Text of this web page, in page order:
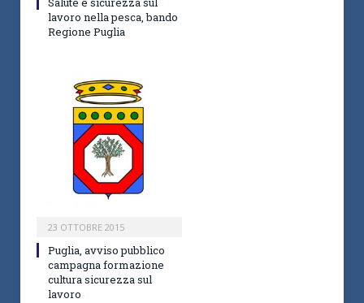
lavoro nella pesca, bando
Regione Puglia
23 OTTOBRE 2015
Puglia, avviso pubblico
campagna formazione
cultura sicurezza sul
lavoro